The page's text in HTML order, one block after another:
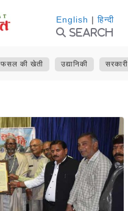
English | हिन्दी
Search
फसल की खेती उद्यानिकी